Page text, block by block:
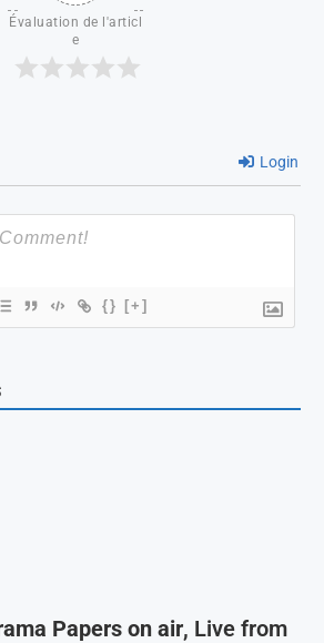
Évaluation de l'articl
e
Login
{} [+]
Papers on air, Live from